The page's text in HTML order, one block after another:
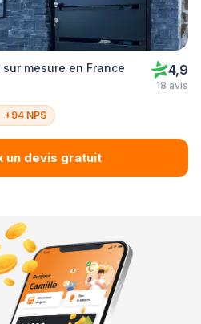
mesure en France 4,9
18 avis
+94 NPS
un devis gratuit